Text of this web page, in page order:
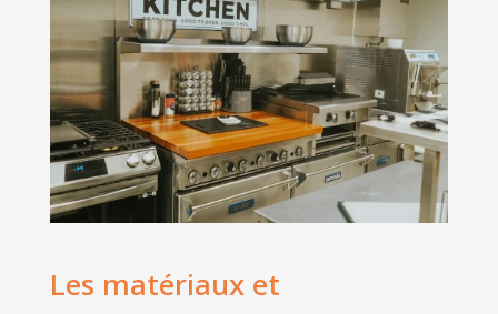
Les matériaux et